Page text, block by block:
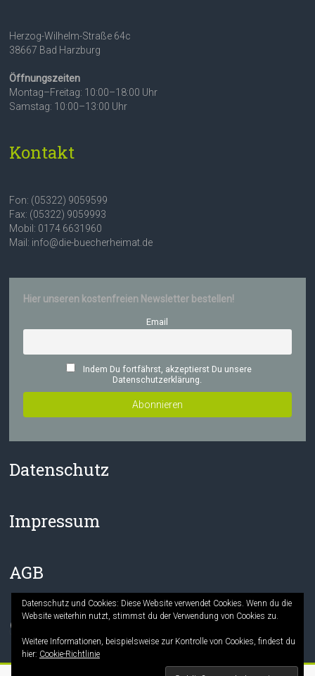
Herzog-Wilhelm-Straße 64c
38667 Bad Harzburg
Öffnungszeiten
Montag–Freitag: 10:00–18:00 Uhr
Samstag: 10:00–13:00 Uhr
Kontakt
Fon: (05322) 9059599
Fax: (05322) 9059993
Mobil: 0174 6631960
Mail: info@die-buecherheimat.de
Hier unseren kostenfreien Newsletter bestellen!
Email
Indem Du fortfährst, akzeptierst Du unsere
Datenschutzerklärung.
Datenschutz
Impressum
AGB
Facebook
Instagram
Datenschutz und Cookies: Diese Website verwendet Cookies. Wenn du die
Website weiterhin nutzt, stimmst du der Verwendung von Cookies zu.
Weitere Informationen, beispielsweise zur Kontrolle von Cookies, findest du
hier: Cookie-Richtlinie